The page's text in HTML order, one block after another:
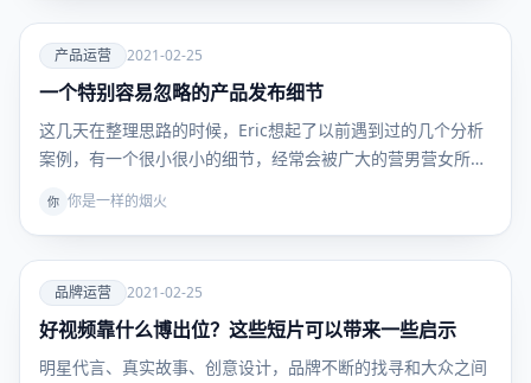
爱
产品运
产品运营 2021-02-25
一个特别容易忽略的产品发布细节
这几天在整理思路的时候，Eric想起了以前遇到过的几个分析
案例，有一个很小很小的细节，经常会被广大的营男营女所…
你 你是一样的烟火
爱
品牌运
营
品牌运营 2021-02-25
好视频靠什么博出位？这些短片可以带来一些启示
明星代言、真实故事、创意设计，品牌不断的找寻和大众之间